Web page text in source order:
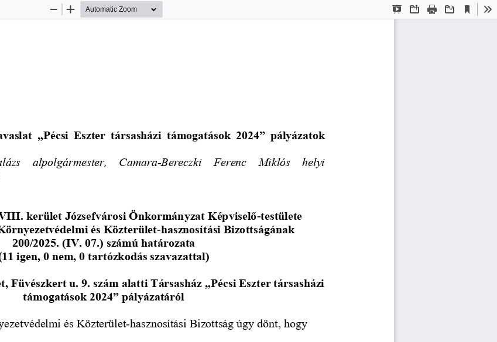
Presentation
OpenPrint Download
Current
View
Zoom
Zoom
„Pécsi Eszter társasházi támogatások 2024” pályázatok
alpolgármester,   Camara-Bereczki   Ferenc   Miklós   helyi
kerület Józsefvárosi Önkormányzat Képviselő-testülete
és Közterület-hasznosítási Bizottságának
200/2025. (IV. 07.) számú határozata
1 igen, 0 nem, 0 tartózkodás szavazattal)
Füvészkert u. 9. szám alatti Társasház „Pécsi Eszter társasházi
támogatások 2024” pályázatáról
és Közterület-hasznosítási Bizottság úgy dönt, hogy